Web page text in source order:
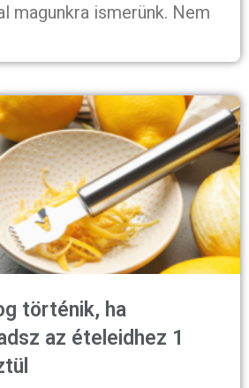
magunkra ismerünk. Nem
történik, ha
az ételeidhez 1